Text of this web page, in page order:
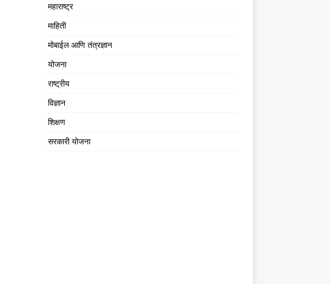
महाराष्ट्र
माहिती
मोबाईल आणि तंत्रज्ञान
योजना
राष्ट्रीय
विज्ञान
शिक्षण
सरकारी योजना